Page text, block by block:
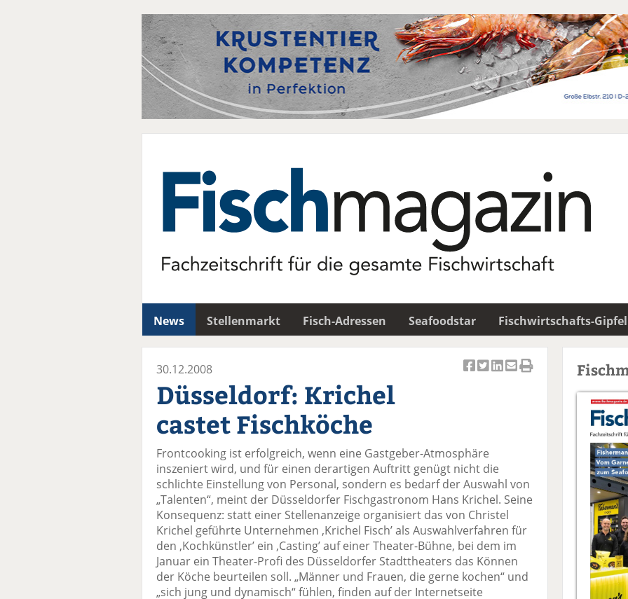
News Stellenmarkt Fisch-Adressen Seafoodstar Fischwirtschafts-Gipfel
uf
F
ac
e
b
o
o
k
te
wi
tt
er
n
Li
n
k
e
di
n
te
il
m
ai
l
v
er
se
n
e
n
30.12.2008
Düsseldorf: Krichel
castet Fischköche
Frontcooking ist erfolgreich, wenn eine Gastgeber-Atmosphäre
inszeniert wird, und für einen derartigen Auftritt genügt nicht die
schlichte Einstellung von Personal, sondern es bedarf der Auswahl von
„Talenten“, meint der Düsseldorfer Fischgastronom Hans Krichel. Seine
Konsequenz: statt einer Stellenanzeige organisiert das von Christel
Krichel geführte Unternehmen ‚Krichel Fisch’ als Auswahlverfahren für
den ‚Kochkünstler’ ein ‚Casting’ auf einer Theater-Bühne, bei dem im
Januar ein Theater-Profi des Düsseldorfer Stadttheaters das Können
der Köche beurteilen soll. „Männer und Frauen, die gerne kochen“ und
„sich jung und dynamisch“ fühlen, finden auf der Internetseite